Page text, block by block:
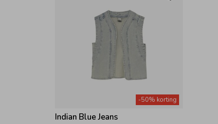
-50% korting
Indian Blue Jeans